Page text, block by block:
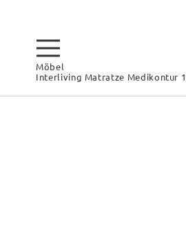
Möbel
Interliving Matratze Medikontur